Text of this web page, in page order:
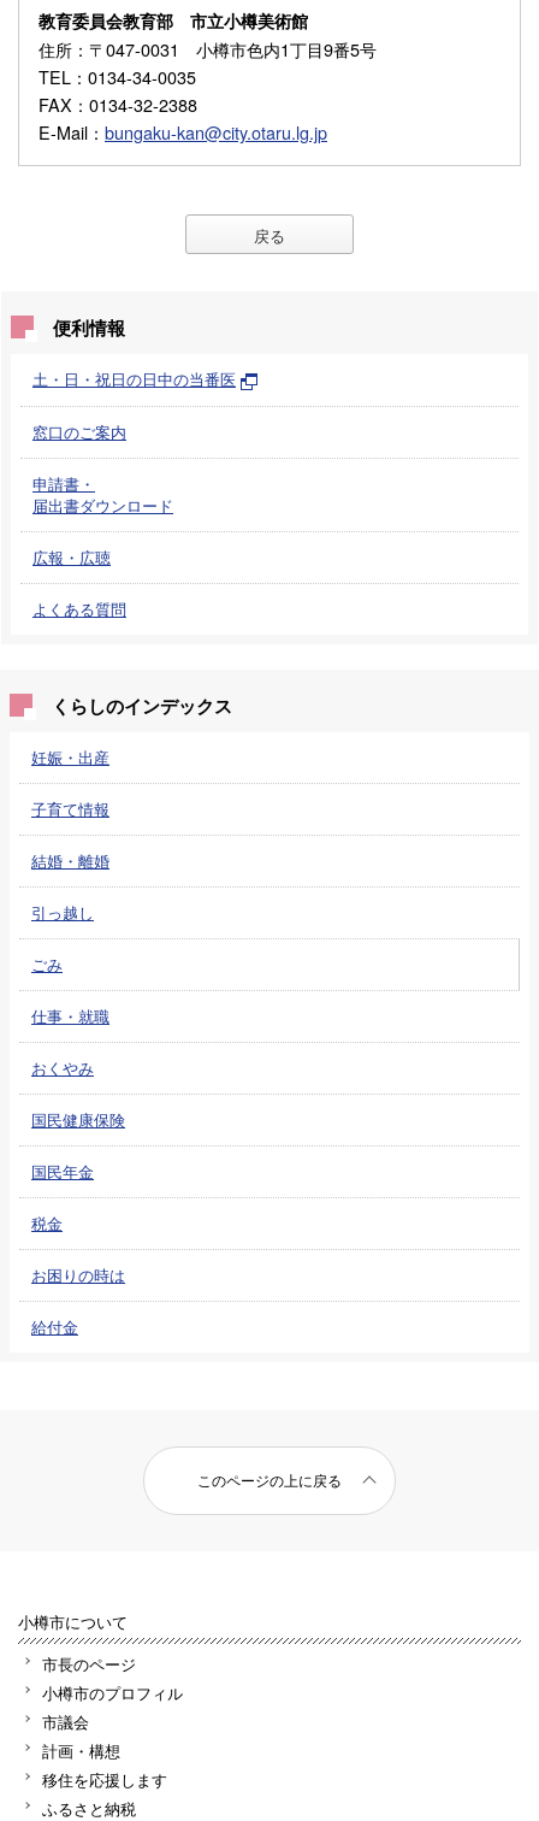
教育委員会教育部 市立小樽美術館
住所 ：〒047-0031 小樽市色内1丁目9番5号
TEL ：0134-34-0035
FAX ：0134-32-2388
E-Mail ： bungaku-kan@city.otaru.lg.jp
戻る
便利情報
土・日・祝日の日中の当番医
窓口のご案内
申請書・
届出書ダウンロード
広報・広聴
よくある質問
くらしのインデックス
妊娠・出産
子育て情報
結婚・離婚
引っ越し
ごみ
仕事・就職
おくやみ
国民健康保険
国民年金
税金
お困りの時は
給付金
このページの上に戻る
小樽市について
市長のページ
小樽市のプロフィル
市議会
計画・構想
移住を応援します
ふるさと納税